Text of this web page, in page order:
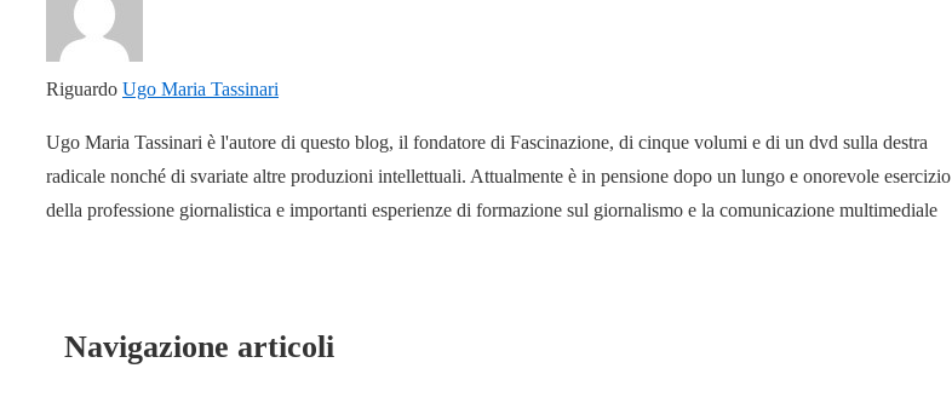
Riguardo Ugo Maria Tassinari
Ugo Maria Tassinari è l'autore di questo blog, il fondatore di Fascinazione, di cinque volumi e di un dvd sulla destra
radicale nonché di svariate altre produzioni intellettuali. Attualmente è in pensione dopo un lungo e onorevole esercizio
della professione giornalistica e importanti esperienze di formazione sul giornalismo e la comunicazione multimediale
Navigazione articoli